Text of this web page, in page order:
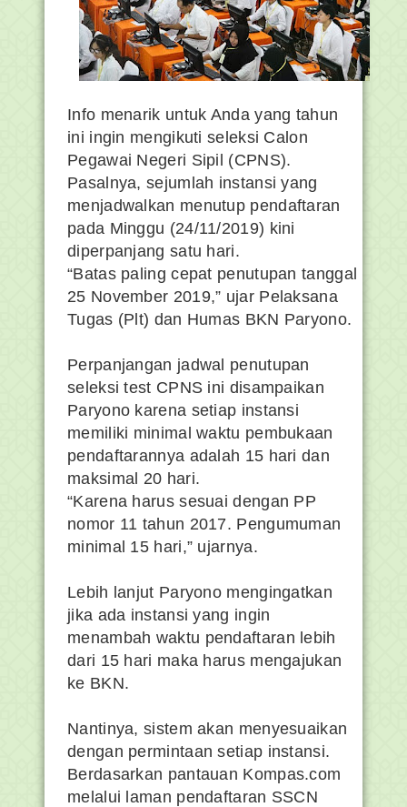
Info menarik untuk Anda yang tahun
ini ingin mengikuti seleksi Calon
Pegawai Negeri Sipil (CPNS).
Pasalnya, sejumlah instansi yang
menjadwalkan menutup pendaftaran
pada Minggu (24/11/2019) kini
diperpanjang satu hari.
“Batas paling cepat penutupan tanggal
25 November 2019,” ujar Pelaksana
Tugas (Plt) dan Humas BKN Paryono.
Perpanjangan jadwal penutupan
seleksi test CPNS ini disampaikan
Paryono karena setiap instansi
memiliki minimal waktu pembukaan
pendaftarannya adalah 15 hari dan
maksimal 20 hari.
“Karena harus sesuai dengan PP
nomor 11 tahun 2017. Pengumuman
minimal 15 hari,” ujarnya.
Lebih lanjut Paryono mengingatkan
jika ada instansi yang ingin
menambah waktu pendaftaran lebih
dari 15 hari maka harus mengajukan
ke BKN.
Nantinya, sistem akan menyesuaikan
dengan permintaan setiap instansi.
Berdasarkan pantauan Kompas.com
melalui laman pendaftaran SSCN